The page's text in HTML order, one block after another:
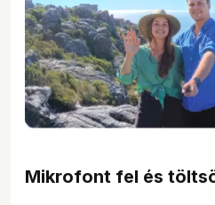
Mikrofont fel és